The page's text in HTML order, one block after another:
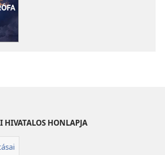
HIVATALOS HONLAPJA